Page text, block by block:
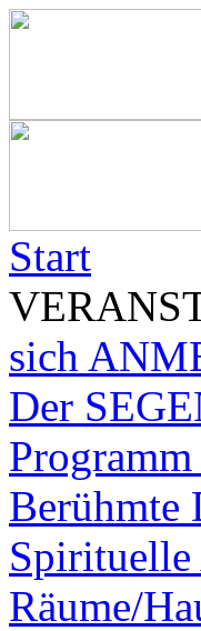
Start
sich
Der
Berühmte
Räume/